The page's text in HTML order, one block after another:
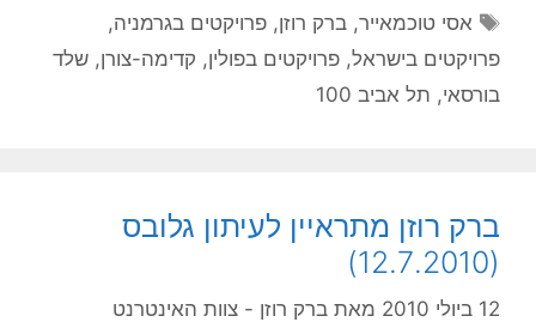
תגיות
אסי טוכמאייר,ברק רוזן,פרויקטים בגרמניה,
פרויקטים בישראל, פרויקטים בפולין, קדימה-צורן, שלד
בורסאי, תל אביב 100
ברק רוזן מתראיין לעיתון גלובס
(12.7.2010)
12 ביולי 2010 מאת ברק רוזן - צוות האינטרנט